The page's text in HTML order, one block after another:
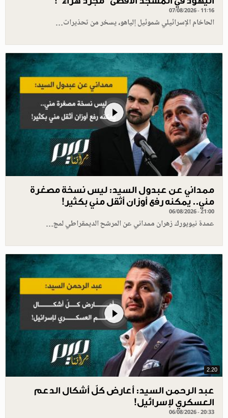
07/08/2026 - 11:16
الحاخام الإسرائيلي شموئيل إلياهو، يسخر من تحذيرات…
ممداني عن عبدول السيد: ليس نسخة مصغرة
مني.. يمكنه رفع أوزان أثقل مني بكثير!
06/08/2026 - 21:00
عمدة نيويورك زهران ممداني عن المرشح الديمقراطي لمج…
2.20
عبد الرحمن السيد: أعارض كلّ أشكال الدعم
العسكري لإسرائيل!
06/08/2026 - 20:33